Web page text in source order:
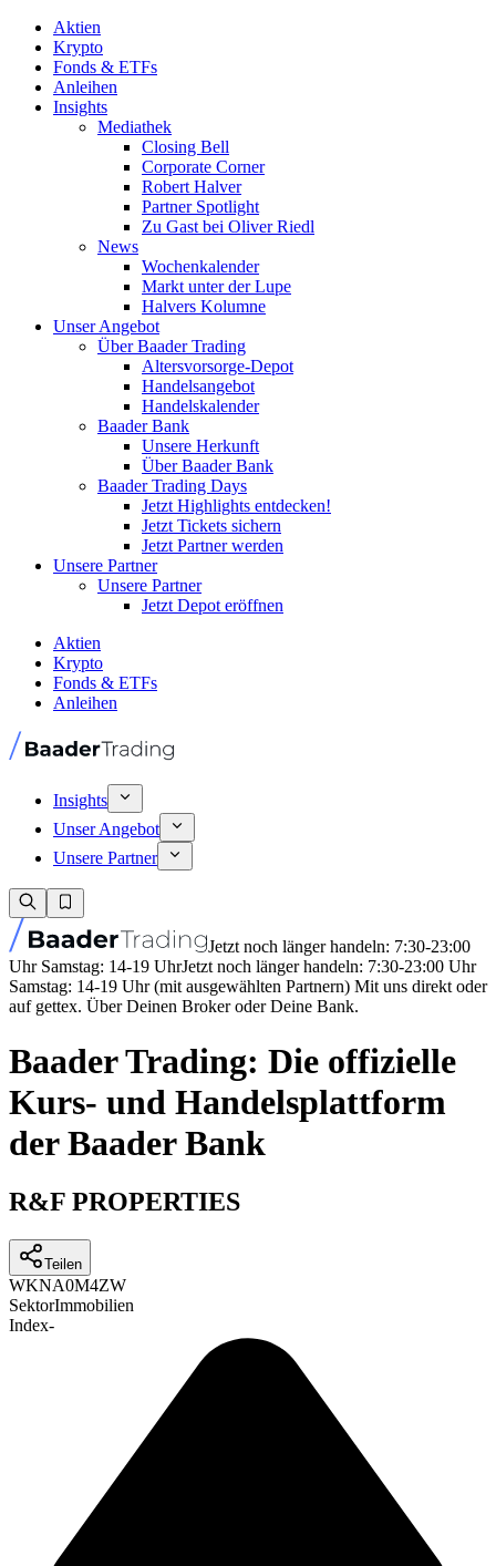
Aktien
Krypto
Fonds & ETFs
Anleihen
Insights
Mediathek
Closing Bell
Corporate Corner
Robert Halver
Partner Spotlight
Zu Gast bei Oliver Riedl
News
Wochenkalender
Markt unter der Lupe
Halvers Kolumne
Unser Angebot
Über Baader Trading
Altersvorsorge-Depot
Handelsangebot
Handelskalender
Baader Bank
Unsere Herkunft
Über Baader Bank
Baader Trading Days
Jetzt Highlights entdecken!
Jetzt Tickets sichern
Jetzt Partner werden
Unsere Partner
Unsere Partner
Jetzt Depot eröffnen
Aktien
Krypto
Fonds & ETFs
Anleihen
Insights
Unser Angebot
Unsere Partner
Jetzt noch länger handeln: 7:30-23:00
Uhr Samstag: 14-19 UhrJetzt noch länger handeln: 7:30-23:00 Uhr
Samstag: 14-19 Uhr (mit ausgewählten Partnern) Mit uns direkt oder
auf gettex. Über Deinen Broker oder Deine Bank.
Baader Trading: Die offizielle
Kurs- und Handelsplattform
der Baader Bank
R&F PROPERTIES
Teilen
WKNA0M4ZW
SektorImmobilien
Index-